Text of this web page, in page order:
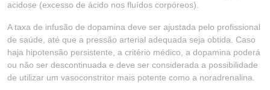
acidose (excesso de ácido nos fluídos corpóreos).
A taxa de infusão de dopamina deve ser ajustada pelo profissional
de saúde, até que a pressão arterial adequada seja obtida. Caso
haja hipotensão persistente, a critério médico, a dopamina poderá
ou não ser descontinuada e deve ser considerada a possibilidade
de utilizar um vasoconstritor mais potente como a noradrenalina.